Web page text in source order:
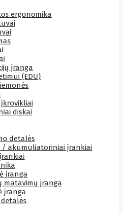
ergonomika
įranga
(EDU)
diskai
detalės
/ akumuliatoriniai įrankiai
įranga
matavimų įranga
įranga